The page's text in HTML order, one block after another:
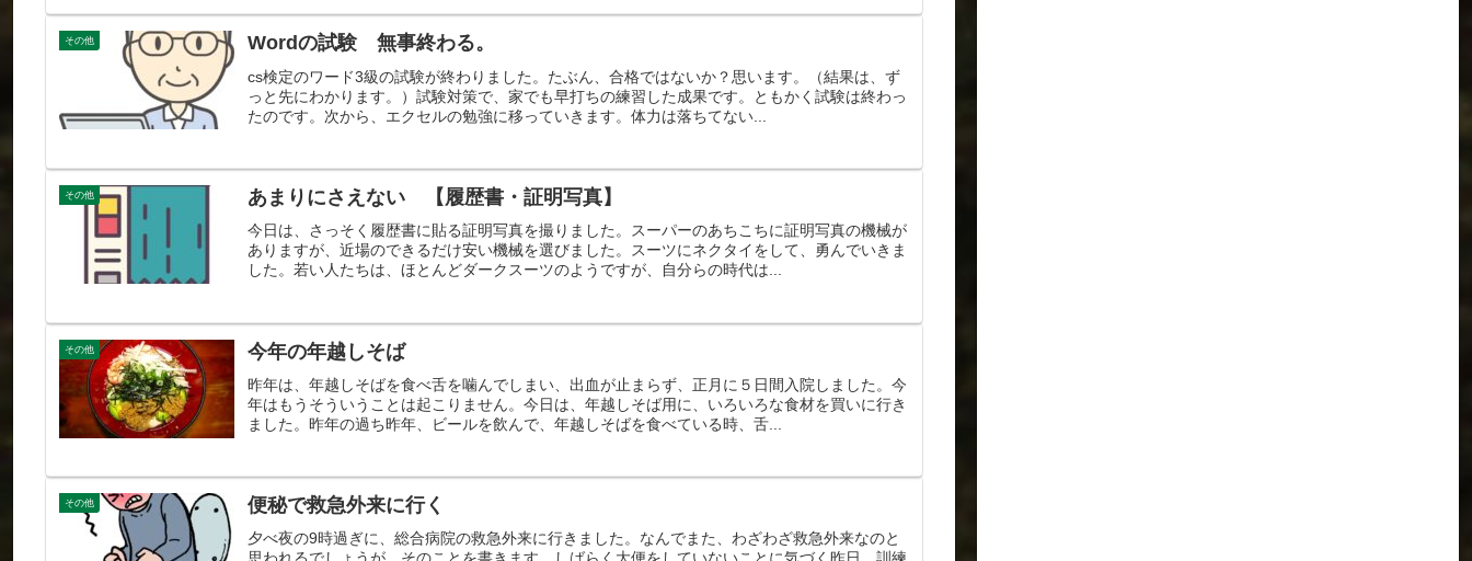
その他 Wordの試験 無事終わる。
cs検定のワード3級の試験が終わりました。たぶん、合格ではないか？思います。（結果は、ず
っと先にわかります。）試験対策で、家でも早打ちの練習した成果です。ともかく試験は終わっ
たのです。次から、エクセルの勉強に移っていきます。体力は落ちてない...
その他 あまりにさえない 【履歴書・証明写真】
今日は、さっそく履歴書に貼る証明写真を撮りました。スーパーのあちこちに証明写真の機械が
ありますが、近場のできるだけ安い機械を選びました。スーツにネクタイをして、勇んでいきま
した。若い人たちは、ほとんどダークスーツのようですが、自分らの時代は...
その他 今年の年越しそば
昨年は、年越しそばを食べ舌を噛んでしまい、出血が止まらず、正月に５日間入院しました。今
年はもうそういうことは起こりません。今日は、年越しそば用に、いろいろな食材を買いに行き
ました。昨年の過ち昨年、ビールを飲んで、年越しそばを食べている時、舌...
その他 便秘で救急外来に行く
夕べ夜の9時過ぎに、総合病院の救急外来に行きました。なんでまた、わざわざ救急外来なのと